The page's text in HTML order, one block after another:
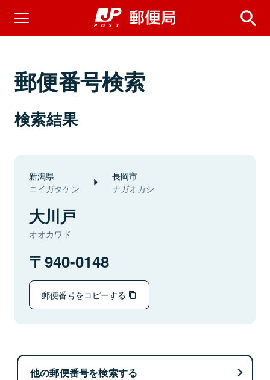
郵便番号検索
検索結果
新潟県
ニイガタケン
長岡市
ナガオカシ
大川戸
オオカワド
940-0148
郵便番号をコピーする
他の郵便番号を検索する